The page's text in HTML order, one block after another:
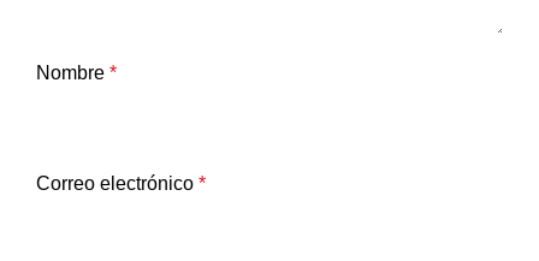
Nombre *
Correo electrónico *